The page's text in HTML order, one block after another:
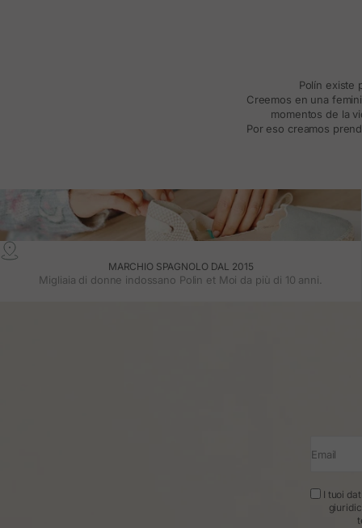
Polín existe
Creemos en una
momentos de la
Por eso creamos
MARCHIO SPAGNOLO DAL 2015
Migliaia di donne indossano Polin et Moi da più di 10 anni.
Email
I tuoi